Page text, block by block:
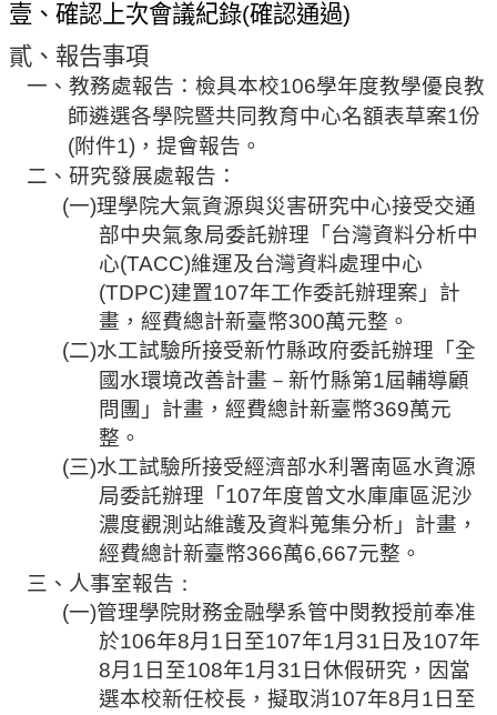
室
服
務
法
務
壹、確認上次會議紀錄(確認通過)
貳、報告事項
一、教務處報告：檢具本校106學年度教學優良教
師遴選各學院暨共同教育中心名額表草案1份
(附件1) ，提會報告。
二、研究發展處報告：
(一)理學院大氣資源與災害研究中心接受交通
部中央氣象局委託辦理「台灣資料分析中
心(TACC)維運及台灣資料處理中心
(TDPC)建置107年工作委託辦理案」計
畫，經費總計新臺幣300萬元整。
(二)水工試驗所接受新竹縣政府委託辦理「全
國水環境改善計畫 － 新竹縣第1屆輔導顧
問團」計畫，經費總計新臺幣369萬元
整。
(三)水工試驗所接受經濟部水利署南區水資源
局委託辦理「 107年度曾文水庫庫區泥沙
濃度觀測站維護及資料蒐集分析」計畫，
經費總計新臺幣366萬6,667元整。
三、人事室報告 ：
(一)管理學院財務金融學系管中 閔教授前奉准
於106年8月 1 日至107年1月 31 日及107年
8月 1 日至108年1月 31 日休假研究，因當
選本校新任校長，擬取消107年8月 1 日至